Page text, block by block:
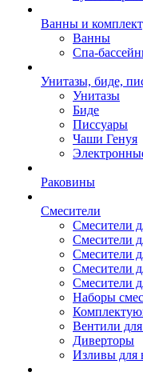
Ванны и
Ванны
Спа-
Унитазы, биде,
Унитазы
Биде
Писсуары
Чаши Генуя
Раковины
Смесители
Смесители
Смесители
Смесители
Смесители
Смесители
Наборы
Вентили
Диверторы
Изливы для